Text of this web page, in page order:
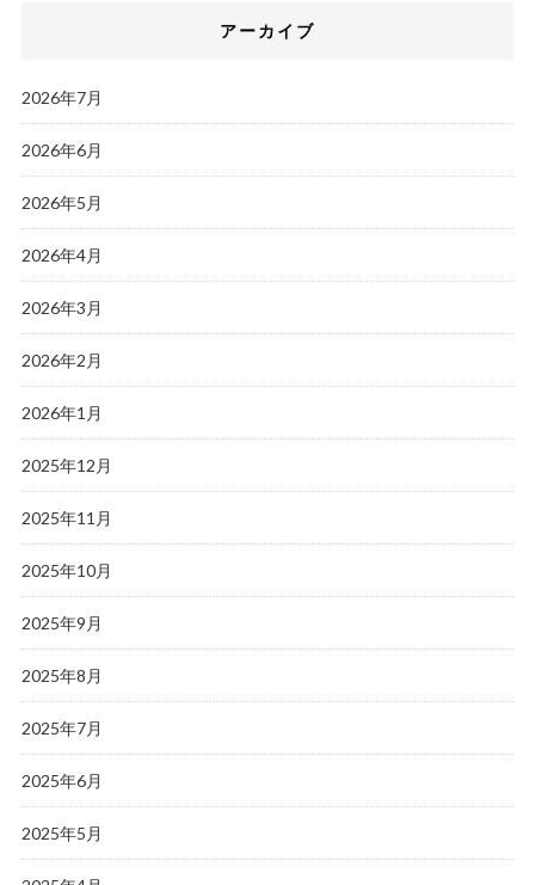
アーカイブ
2026年7月
2026年6月
2026年5月
2026年4月
2026年3月
2026年2月
2026年1月
2025年12月
2025年11月
2025年10月
2025年9月
2025年8月
2025年7月
2025年6月
2025年5月